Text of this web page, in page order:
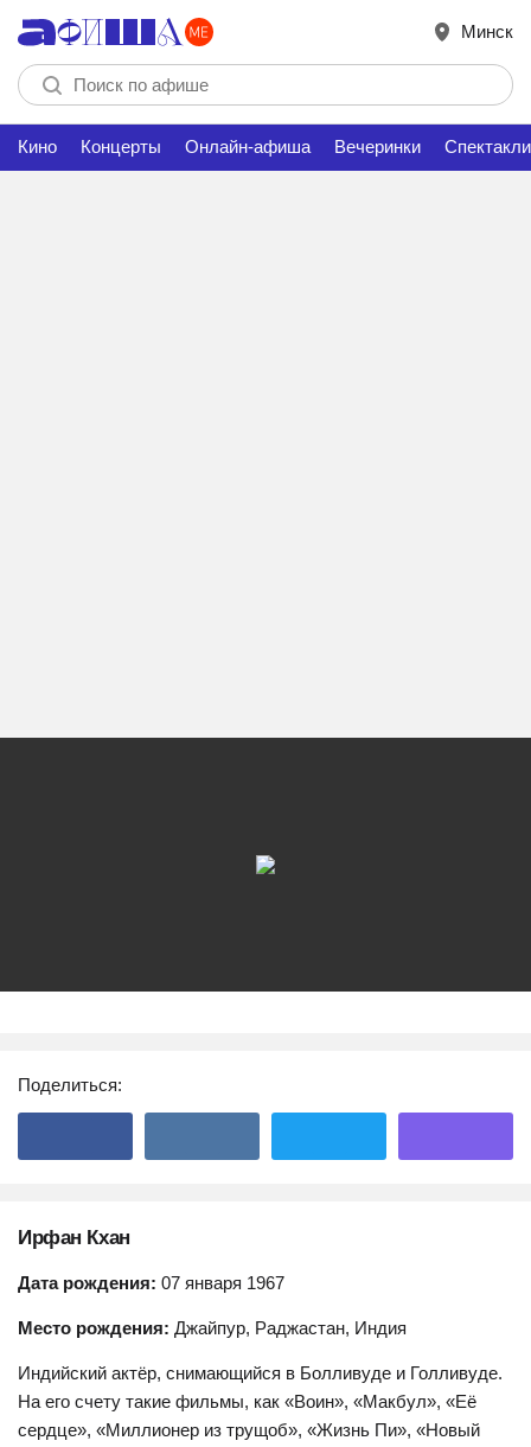
Минск
Кино Концерты Онлайн-афиша Вечеринки Спектакли
Поделиться:
Ирфан Кхан
Дата рождения: 07 января 1967
Место рождения: Джайпур, Раджастан, Индия
Индийский актёр, снимающийся в Болливуде и Голливуде.
На его счету такие фильмы, как «Воин», «Макбул», «Её
сердце», «Миллионер из трущоб», «Жизнь Пи», «Новый